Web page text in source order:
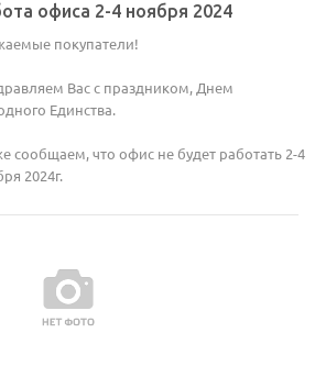
офиса 2-4 ноября 2024
покупатели!
Вас с праздником, Днем
Единства.
сообщаем, что офис не будет работать 2-4
2024г.